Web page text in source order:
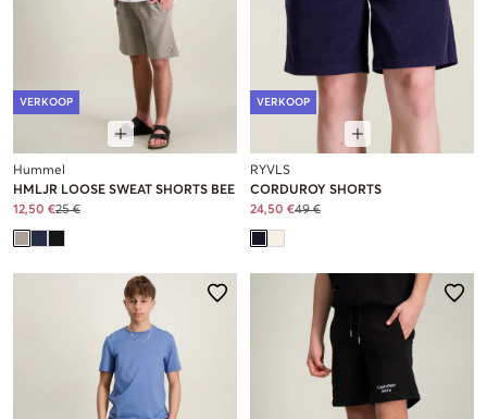
VERKOOP
Hummel
HMLJR LOOSE SWEAT SHORTS BEE
12,50 €25 €
VERKOOP
RYVLS
CORDUROY SHORTS
24,50 €49 €